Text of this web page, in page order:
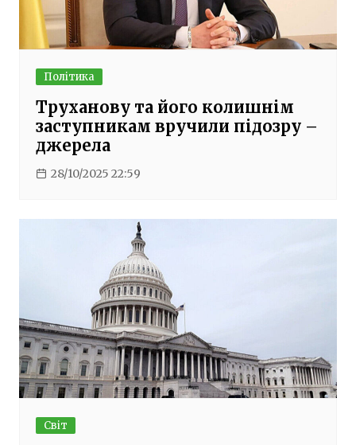
Політика
Труханову та його колишнім
заступникам вручили підозру –
джерела
28/10/2025 22:59
Світ